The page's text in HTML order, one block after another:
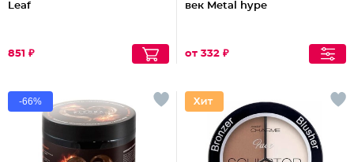
Leaf
851 ₽
век Metal hype
от 332 ₽
-66%